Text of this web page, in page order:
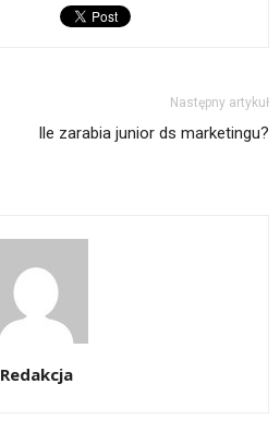
Następny artykuł
Ile zarabia junior ds marketingu?
Redakcja